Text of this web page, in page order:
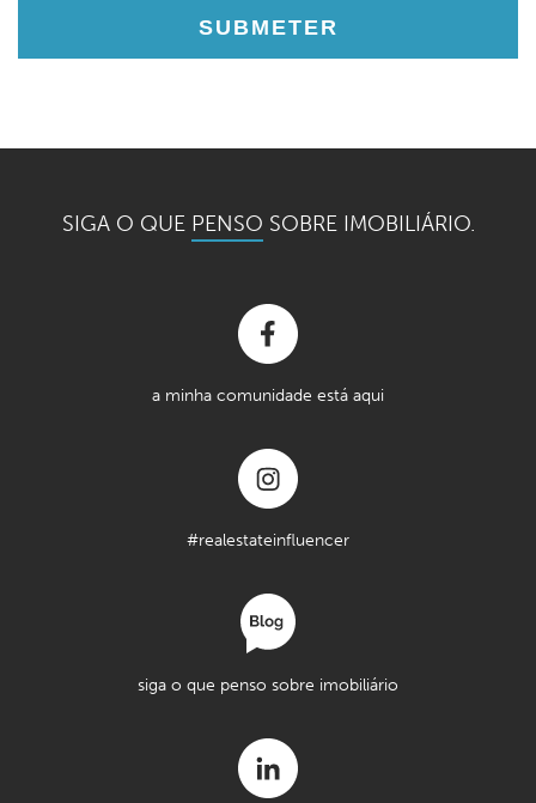
SIGA O QUE PENSO SOBRE IMOBILIÁRIO.
a minha comunidade está aqui
#realestateinfluencer
siga o que penso sobre imobiliário